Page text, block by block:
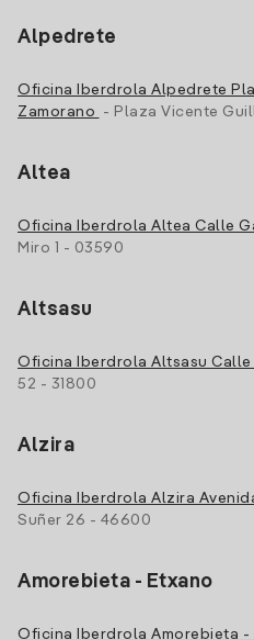
Alpedrete
Oficina Iberdrola Alpedrete
Zamorano
- Plaza Vicente
Altea
Oficina Iberdrola Altea Calle
Miro 1 - 03590
Altsasu
Oficina Iberdrola Altsasu Calle
52 - 31800
Alzira
Oficina Iberdrola Alzira
Suñer 26 - 46600
Amorebieta - Etxano
Oficina Iberdrola Amorebieta -